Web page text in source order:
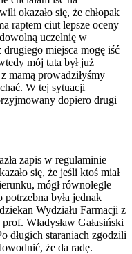
okazało się, że chłopak
raptem ciut lepsze oceny
uczelnię w
miejsca mogę iść
mój tata był już
mamą prowadziłyśmy
W tej sytuacji
dopiero drugi
zapis w regulaminie
się, że jeśli ktoś miał
mógł równolegle
była jednak
Wydziału Farmacji z
Władysław Gałasiński
długich staraniach zgodzili
że da radę.